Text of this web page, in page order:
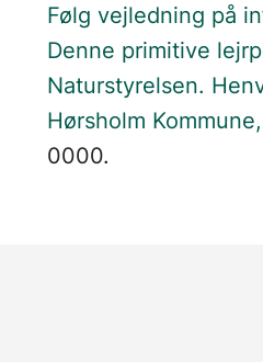
Følg vejledning på
Denne primitive
Naturstyrelsen.
Hørsholm Kommune,
0000.